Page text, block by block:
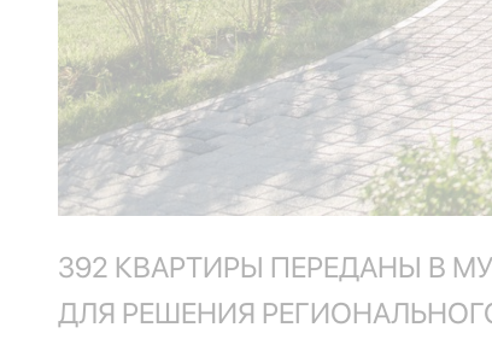
392 КВАРТИРЫ ПЕРЕДАНЫ В
ДЛЯ РЕШЕНИЯ